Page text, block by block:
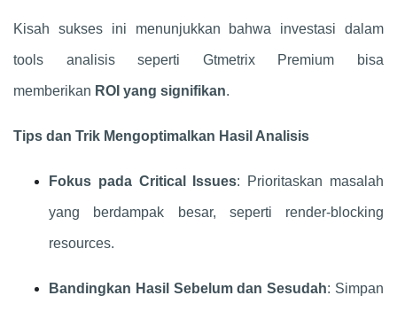
Kisah sukses ini menunjukkan bahwa investasi dalam
tools analisis seperti Gtmetrix Premium bisa
memberikan ROI yang signifikan.
Tips dan Trik Mengoptimalkan Hasil Analisis
Fokus pada Critical Issues: Prioritaskan masalah
yang berdampak besar, seperti render-blocking
resources.
Bandingkan Hasil Sebelum dan Sesudah: Simpan